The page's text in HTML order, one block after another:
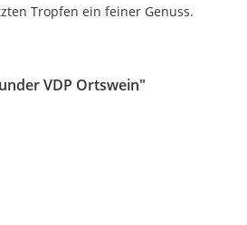
Tropfen ein feiner Genuss.
VDP Ortswein"